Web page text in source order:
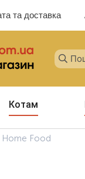
та доставка
Котам
Home Food